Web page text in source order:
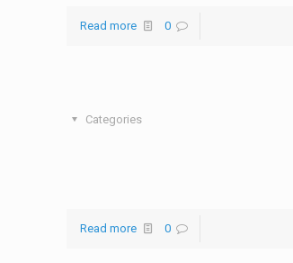
0
Read more
Categories
0
Read more